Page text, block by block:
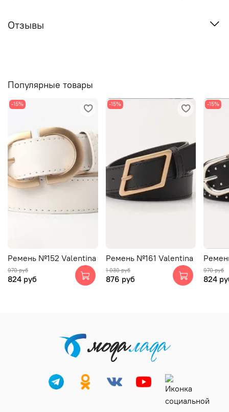
Отзывы
Популярные товары
-15%
Ремень №152 Valentina
970 руб
824 руб
-15%
Ремень №161 Valentina
1 030 руб
876 руб
-15%
970 руб
824